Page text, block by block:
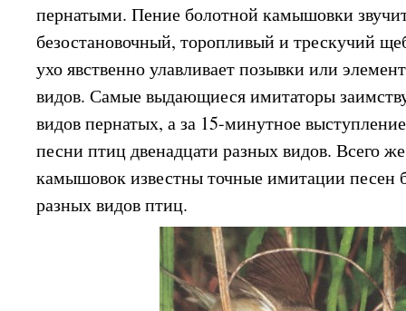
пернатыми. Пение болотной камышовки
безостановочный, торопливый и трескучий
ухо явственно улавливает позывки или
видов. Самые выдающиеся имитаторы
видов пернатых, а за 15-минутное
песни птиц двенадцати разных видов. Всего
камышовок известны точные имитации песен
разных видов птиц.